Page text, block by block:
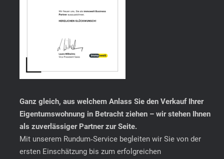
Ganz gleich, aus welchem Anlass Sie den Verkauf Ihrer
Eigentumswohnung in Betracht ziehen – wir stehen Ihnen
als zuverlässiger Partner zur Seite.
Mit unserem Rundum‑Service begleiten wir Sie von der
ersten Einschätzung bis zum erfolgreichen